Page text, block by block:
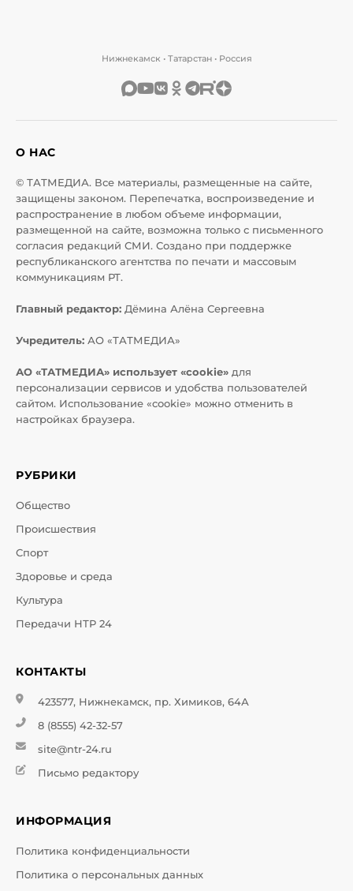
Нижнекамск • Татарстан • Россия
О НАС
© ТАТМЕДИА. Все материалы, размещенные на сайте,
защищены законом. Перепечатка, воспроизведение и
распространение в любом объеме информации,
размещенной на сайте, возможна только с письменного
согласия редакций СМИ. Создано при поддержке
республиканского агентства по печати и массовым
коммуникациям РТ.
Главный редактор: Дёмина Алёна Сергеевна
Учредитель: АО «ТАТМЕДИА»
АО «ТАТМЕДИА» использует «cookie» для
персонализации сервисов и удобства пользователей
сайтом. Использование «cookie» можно отменить в
настройках браузера.
РУБРИКИ
Общество
Происшествия
Спорт
Здоровье и среда
Культура
Передачи НТР 24
КОНТАКТЫ
423577, Нижнекамск, пр. Химиков, 64А
8 (8555) 42-32-57
site@ntr-24.ru
Письмо редактору
ИНФОРМАЦИЯ
Политика конфиденциальности
Политика о персональных данных